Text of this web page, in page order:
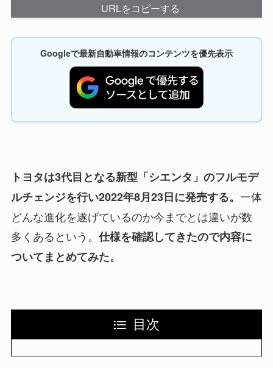
URLをコピーする
Googleで最新自動車情報のコンテンツを優先表示
トヨタは3代目となる新型「シエンタ」のフルモデ
ルチェンジを行い2022年8月23日に発売する。 一体
どんな進化を遂げているのか今までとは違いが数
多くあるという。 仕様を確認してきたので内容に
ついてまとめてみた。
目次